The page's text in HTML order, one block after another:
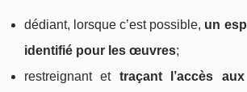
dédiant, lorsque c’est possible, un
identifié pour les œuvres;
restreignant et traçant l’accès